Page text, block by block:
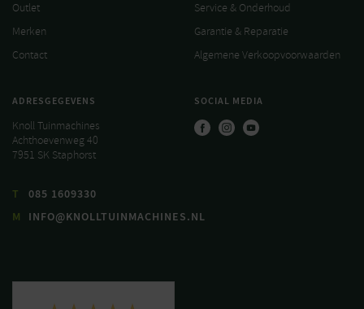
Outlet
Merken
Contact
Service & Onderhoud
Garantie & Reparatie
Algemene Verkoopvoorwaarden
ADRESGEGEVENS
Knoll Tuinmachines
Achthoevenweg 40
7951 SK Staphorst
T
085 1609330
M
INFO@KNOLLTUINMACHINES.NL
SOCIAL MEDIA